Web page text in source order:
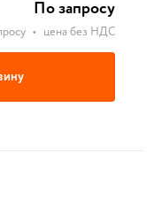
По запросу
• цена без НДС